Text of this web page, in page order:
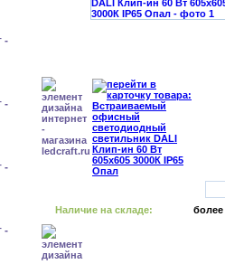
Наличие на складе: более